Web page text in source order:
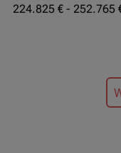
224.825 € - 252.765